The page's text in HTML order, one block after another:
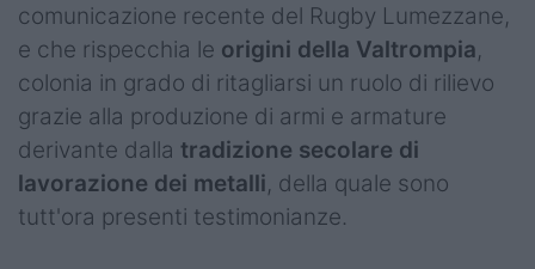
comunicazione recente del Rugby Lumezzane,
e che rispecchia le origini della Valtrompia,
colonia in grado di ritagliarsi un ruolo di rilievo
grazie alla produzione di armi e armature
derivante dalla tradizione secolare di
lavorazione dei metalli, della quale sono
tutt'ora presenti testimonianze.